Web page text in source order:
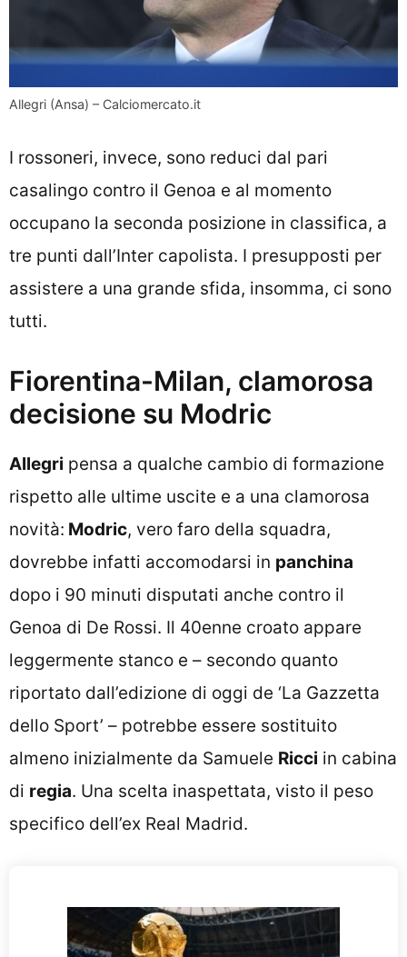
Allegri (Ansa) – Calciomercato.it
I rossoneri, invece, sono reduci dal pari
casalingo contro il Genoa e al momento
occupano la seconda posizione in classifica, a
tre punti dall’Inter capolista. I presupposti per
assistere a una grande sfida, insomma, ci sono
tutti.
Fiorentina-Milan, clamorosa
decisione su Modric
Allegri pensa a qualche cambio di formazione
rispetto alle ultime uscite e a una clamorosa
novità: Modric, vero faro della squadra,
dovrebbe infatti accomodarsi in panchina
dopo i 90 minuti disputati anche contro il
Genoa di De Rossi. Il 40enne croato appare
leggermente stanco e – secondo quanto
riportato dall’edizione di oggi de ‘La Gazzetta
dello Sport’ – potrebbe essere sostituito
almeno inizialmente da Samuele Ricci in cabina
di regia. Una scelta inaspettata, visto il peso
specifico dell’ex Real Madrid.